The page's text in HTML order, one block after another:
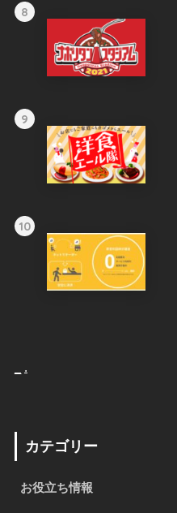
8
9
10
.
カテゴリー
お役立ち情報